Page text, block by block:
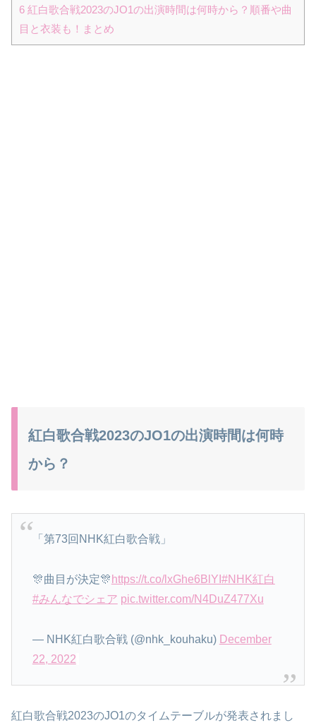
6 紅白歌合戦2023のJO1の出演時間は何時から？順番や曲
目と衣装も！まとめ
紅白歌合戦2023のJO1の出演時間は何時
から？
「第73回NHK紅白歌合戦」
🎊曲目が決定🎊 https://t.co/lxGhe6BlYI #NHK紅白
#みんなでシェア pic.twitter.com/N4DuZ477Xu
— NHK紅白歌合戦 (@nhk_kouhaku) December
22, 2022
紅白歌合戦2023のJO1のタイムテーブルが発表されまし